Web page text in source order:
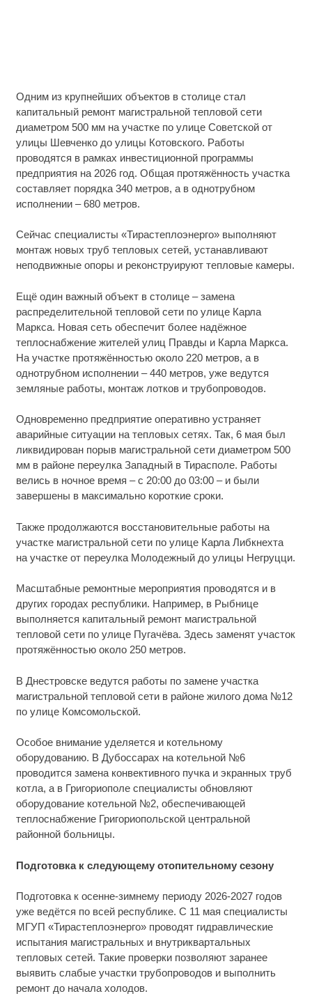
Одним из крупнейших объектов в столице стал
капитальный ремонт магистральной тепловой сети
диаметром 500 мм на участке по улице Советской от
улицы Шевченко до улицы Котовского. Работы
проводятся в рамках инвестиционной программы
предприятия на 2026 год. Общая протяжённость участка
составляет порядка 340 метров, а в однотрубном
исполнении – 680 метров.
Сейчас специалисты «Тирастеплоэнерго» выполняют
монтаж новых труб тепловых сетей, устанавливают
неподвижные опоры и реконструируют тепловые камеры.
Ещё один важный объект в столице – замена
распределительной тепловой сети по улице Карла
Маркса. Новая сеть обеспечит более надёжное
теплоснабжение жителей улиц Правды и Карла Маркса.
На участке протяжённостью около 220 метров, а в
однотрубном исполнении – 440 метров, уже ведутся
земляные работы, монтаж лотков и трубопроводов.
Одновременно предприятие оперативно устраняет
аварийные ситуации на тепловых сетях. Так, 6 мая был
ликвидирован порыв магистральной сети диаметром 500
мм в районе переулка Западный в Тирасполе. Работы
велись в ночное время – с 20:00 до 03:00 – и были
завершены в максимально короткие сроки.
Также продолжаются восстановительные работы на
участке магистральной сети по улице Карла Либкнехта
на участке от переулка Молодежный до улицы Негруцци.
Масштабные ремонтные мероприятия проводятся и в
других городах республики. Например, в Рыбнице
выполняется капитальный ремонт магистральной
тепловой сети по улице Пугачёва. Здесь заменят участок
протяжённостью около 250 метров.
В Днестровске ведутся работы по замене участка
магистральной тепловой сети в районе жилого дома №12
по улице Комсомольской.
Особое внимание уделяется и котельному
оборудованию. В Дубоссарах на котельной №6
проводится замена конвективного пучка и экранных труб
котла, а в Григориополе специалисты обновляют
оборудование котельной №2, обеспечивающей
теплоснабжение Григориопольской центральной
районной больницы.
Подготовка к следующему отопительному сезону
Подготовка к осенне-зимнему периоду 2026-2027 годов
уже ведётся по всей республике. С 11 мая специалисты
МГУП «Тирастеплоэнерго» проводят гидравлические
испытания магистральных и внутриквартальных
тепловых сетей. Такие проверки позволяют заранее
выявить слабые участки трубопроводов и выполнить
ремонт до начала холодов.